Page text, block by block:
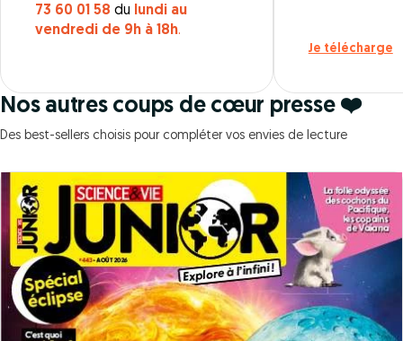
73 60 01 58 du
lundi au
vendredi de 9h à 18h.
Je télécharge
Nos autres coups de cœur presse ❤️
Des best-sellers choisis pour compléter vos envies de lecture